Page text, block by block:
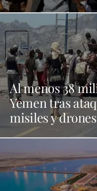
Al menos 38
Yemen tras
misiles y drones